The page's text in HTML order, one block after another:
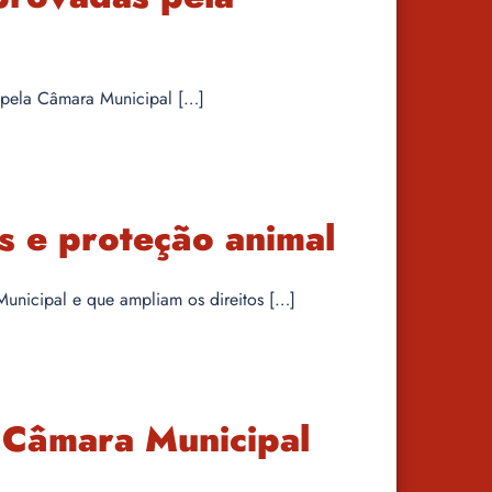
Câmara Municipal […]
e proteção animal
e que ampliam os direitos […]
Municipal